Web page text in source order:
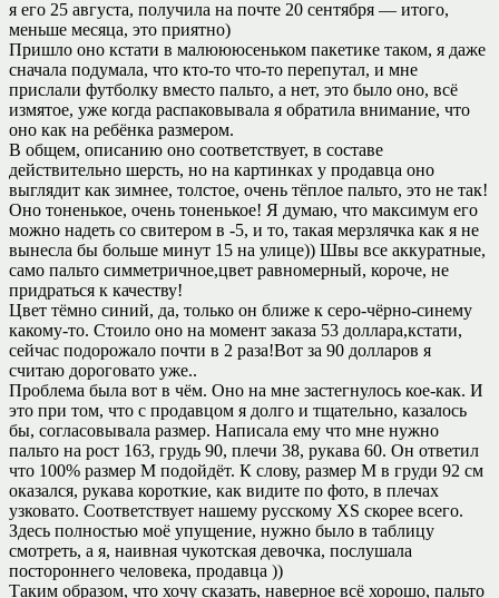
я его 25 августа, получила на почте 20 сентября — итого,
меньше месяца, это приятно)
Пришло оно кстати в малюююсеньком пакетике таком, я даже
сначала подумала, что кто-то что-то перепутал, и мне
прислали футболку вместо пальто, а нет, это было оно, всё
измятое, уже когда распаковывала я обратила внимание, что
оно как на ребёнка размером.
В общем, описанию оно соответствует, в составе
действительно шерсть, но на картинках у продавца оно
выглядит как зимнее, толстое, очень тёплое пальто, это не так!
Оно тоненькое, очень тоненькое! Я думаю, что максимум его
можно надеть со свитером в -5, и то, такая мерзлячка как я не
вынесла бы больше минут 15 на улице)) Швы все аккуратные,
само пальто симметричное,цвет равномерный, короче, не
придраться к качеству!
Цвет тёмно синий, да, только он ближе к серо-чёрно-синему
какому-то. Стоило оно на момент заказа 53 доллара,кстати,
сейчас подорожало почти в 2 раза!Вот за 90 долларов я
считаю дороговато уже..
Проблема была вот в чём. Оно на мне застегнулось кое-как. И
это при том, что с продавцом я долго и тщательно, казалось
бы, согласовывала размер. Написала ему что мне нужно
пальто на рост 163, грудь 90, плечи 38, рукава 60. Он ответил
что 100% размер М подойдёт. К слову, размер М в груди 92 см
оказался, рукава короткие, как видите по фото, в плечах
узковато. Соответствует нашему русскому XS скорее всего.
Здесь полностью моё упущение, нужно было в таблицу
смотреть, а я, наивная чукотская девочка, послушала
постороннего человека, продавца ))
Таким образом, что хочу сказать, наверное всё хорошо, пальто